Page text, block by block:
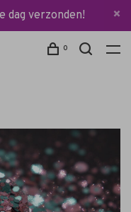
dag verzonden!
0